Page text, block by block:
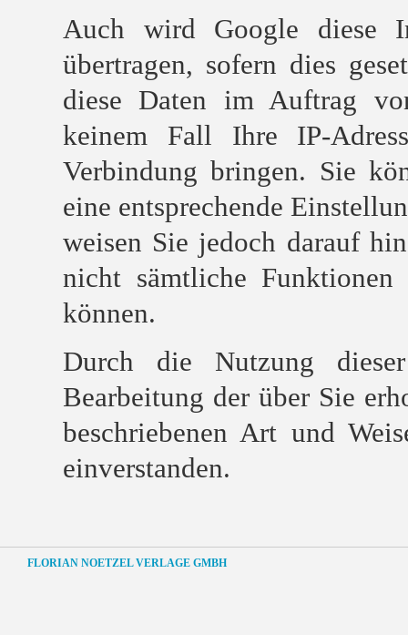
Auch wird Google diese
übertragen, sofern dies
diese Daten im Auftrag
keinem Fall Ihre IP-
Verbindung bringen. Sie
eine entsprechende
weisen Sie jedoch darauf
nicht sämtliche
können.
Durch die Nutzung
Bearbeitung der über Sie
beschriebenen Art und
einverstanden.
FLORIAN NOETZEL VERLAGE GMBH